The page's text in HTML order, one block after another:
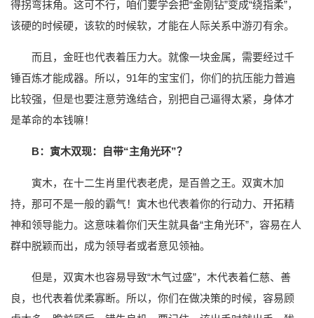
得拐弯抹角。这可不行，咱们要学会把“金刚钻”变成“绕指柔”，
该硬的时候硬，该软的时候软，才能在人际关系中游刃有余。
而且，金旺也代表着压力大。就像一块金属，需要经过千
锤百炼才能成器。所以，91年的宝宝们，你们的抗压能力普遍
比较强，但是也要注意劳逸结合，别把自己逼得太紧，身体才
是革命的本钱嘛！
B：寅木双现：自带“主角光环”？
寅木，在十二生肖里代表老虎，是百兽之王。双寅木加
持，那可不是一般的霸气！寅木也代表着你的行动力、开拓精
神和领导能力。这意味着你们天生就具备“主角光环”，容易在人
群中脱颖而出，成为领导者或者意见领袖。
但是，双寅木也容易导致“木气过盛”，木代表着仁慈、善
良，也代表着优柔寡断。所以，你们在做决策的时候，容易顾